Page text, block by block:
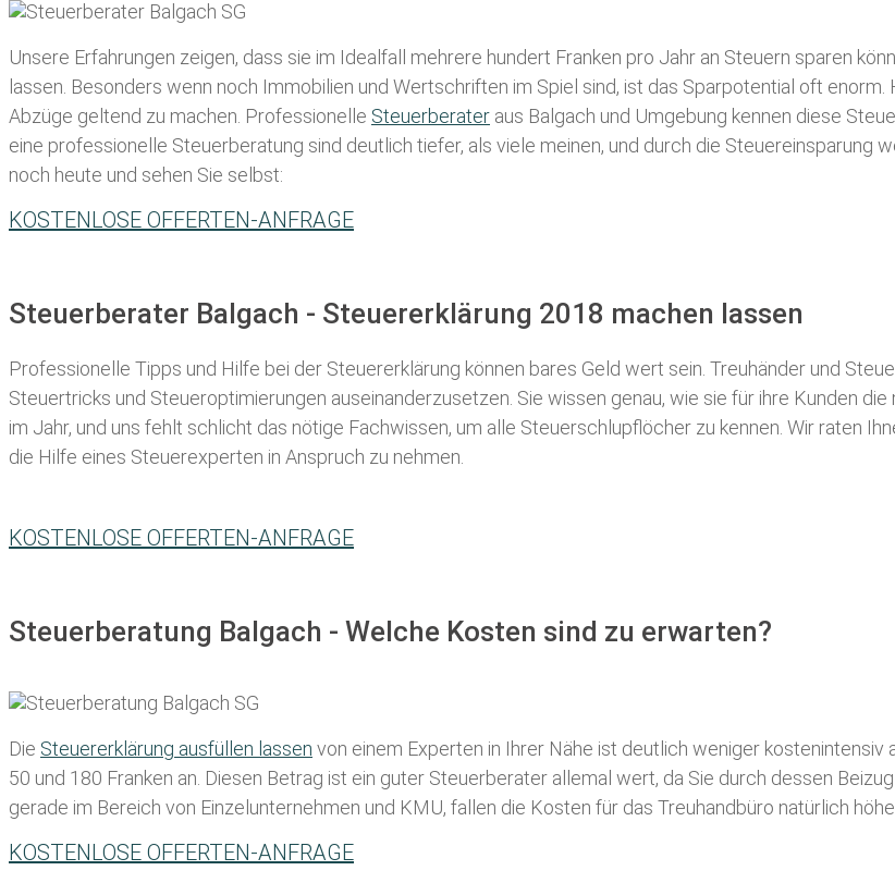
Unsere Erfahrungen zeigen, dass sie im Idealfall mehrere hundert Franken pro Jahr an Steuern sparen
lassen . Besonders wenn noch Immobilien und Wertschriften im Spiel sind, ist das Sparpotential oft
Abzüge geltend zu machen. Professionelle Steuerberater aus Balgach und Umgebung kennen diese
eine professionelle Steuerberatung sind deutlich tiefer, als viele meinen, und durch die Steuereinsparung
noch heute und sehen Sie selbst:
KOSTENLOSE OFFERTEN-ANFRAGE
Steuerberater Balgach - Steuererklärung 2018 machen lassen
Professionelle Tipps und Hilfe bei der Steuererklärung können bares Geld wert sein. Treuhänder und
Steuertricks und Steueroptimierungen auseinanderzusetzen. Sie wissen genau, wie sie für ihre Kunden die
im Jahr, und uns fehlt schlicht das nötige Fachwissen, um alle Steuerschlupflöcher zu kennen. Wir raten
die Hilfe eines Steuerexperten in Anspruch zu nehmen.
KOSTENLOSE OFFERTEN-ANFRAGE
Steuerberatung Balgach - Welche Kosten sind zu erwarten?
Die Steuererklärung ausfüllen lassen von einem Experten in Ihrer Nähe ist deutlich weniger
50 und 180 Franken an. Diesen Betrag ist ein guter Steuerberater allemal wert, da Sie durch dessen
gerade im Bereich von Einzelunternehmen und KMU, fallen die Kosten für das Treuhandbüro natürlich
KOSTENLOSE OFFERTEN-ANFRAGE